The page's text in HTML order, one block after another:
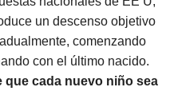
un descenso objetivo
comenzando
con el último nacido.
que cada nuevo niño sea